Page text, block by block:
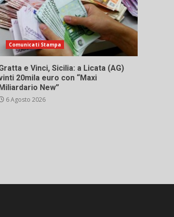
Comunicati Stampa
e Vinci, Sicilia: a Licata (AG)
20mila euro con “Maxi
New”
6 Agosto 2026